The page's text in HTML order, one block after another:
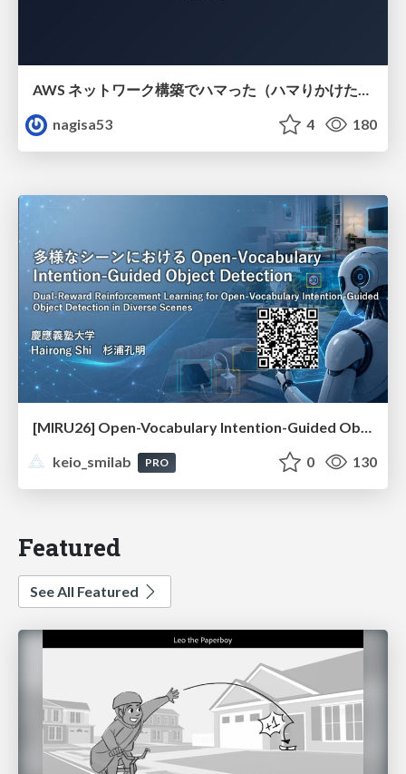
nagisa53
4 180
[MIRU26] Open-Vocabulary Intention-Guided Object Detection in Diverse Scenes
keio_smilab
PRO 0 130
Featured
See All Featured